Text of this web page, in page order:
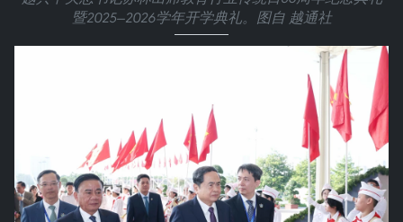
暨2025—2026学年开学典礼。图自 越通社